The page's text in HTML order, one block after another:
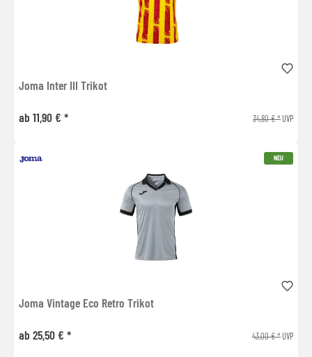
Joma Inter III Trikot
ab 11,90 € * 34,80 € *UVP
NEU
Joma Vintage Eco Retro Trikot
ab 25,50 € * 43,00 € *UVP